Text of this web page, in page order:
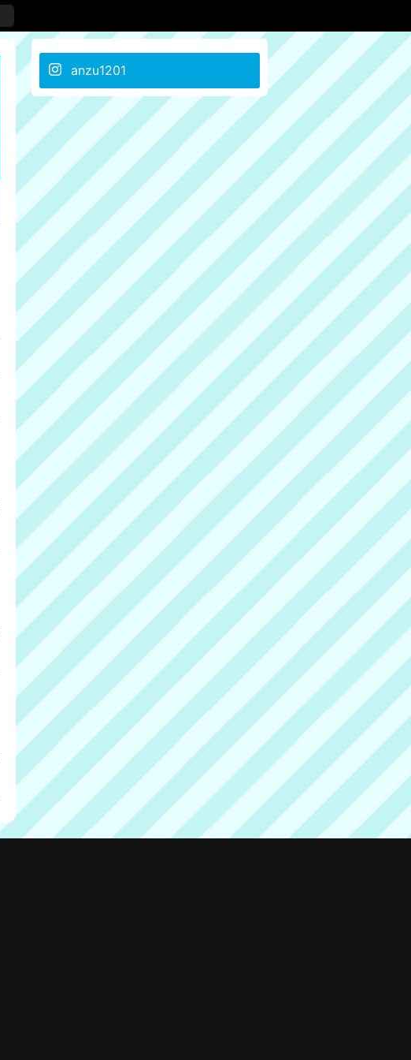
anzu1201